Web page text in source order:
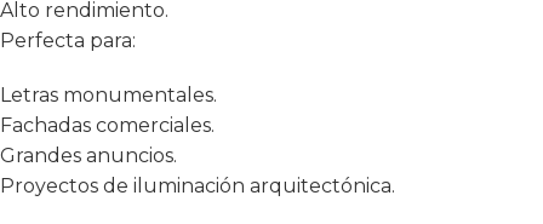
Alto rendimiento.
Perfecta para:
Letras monumentales.
Fachadas comerciales.
Grandes anuncios.
Proyectos de iluminación arquitectónica.